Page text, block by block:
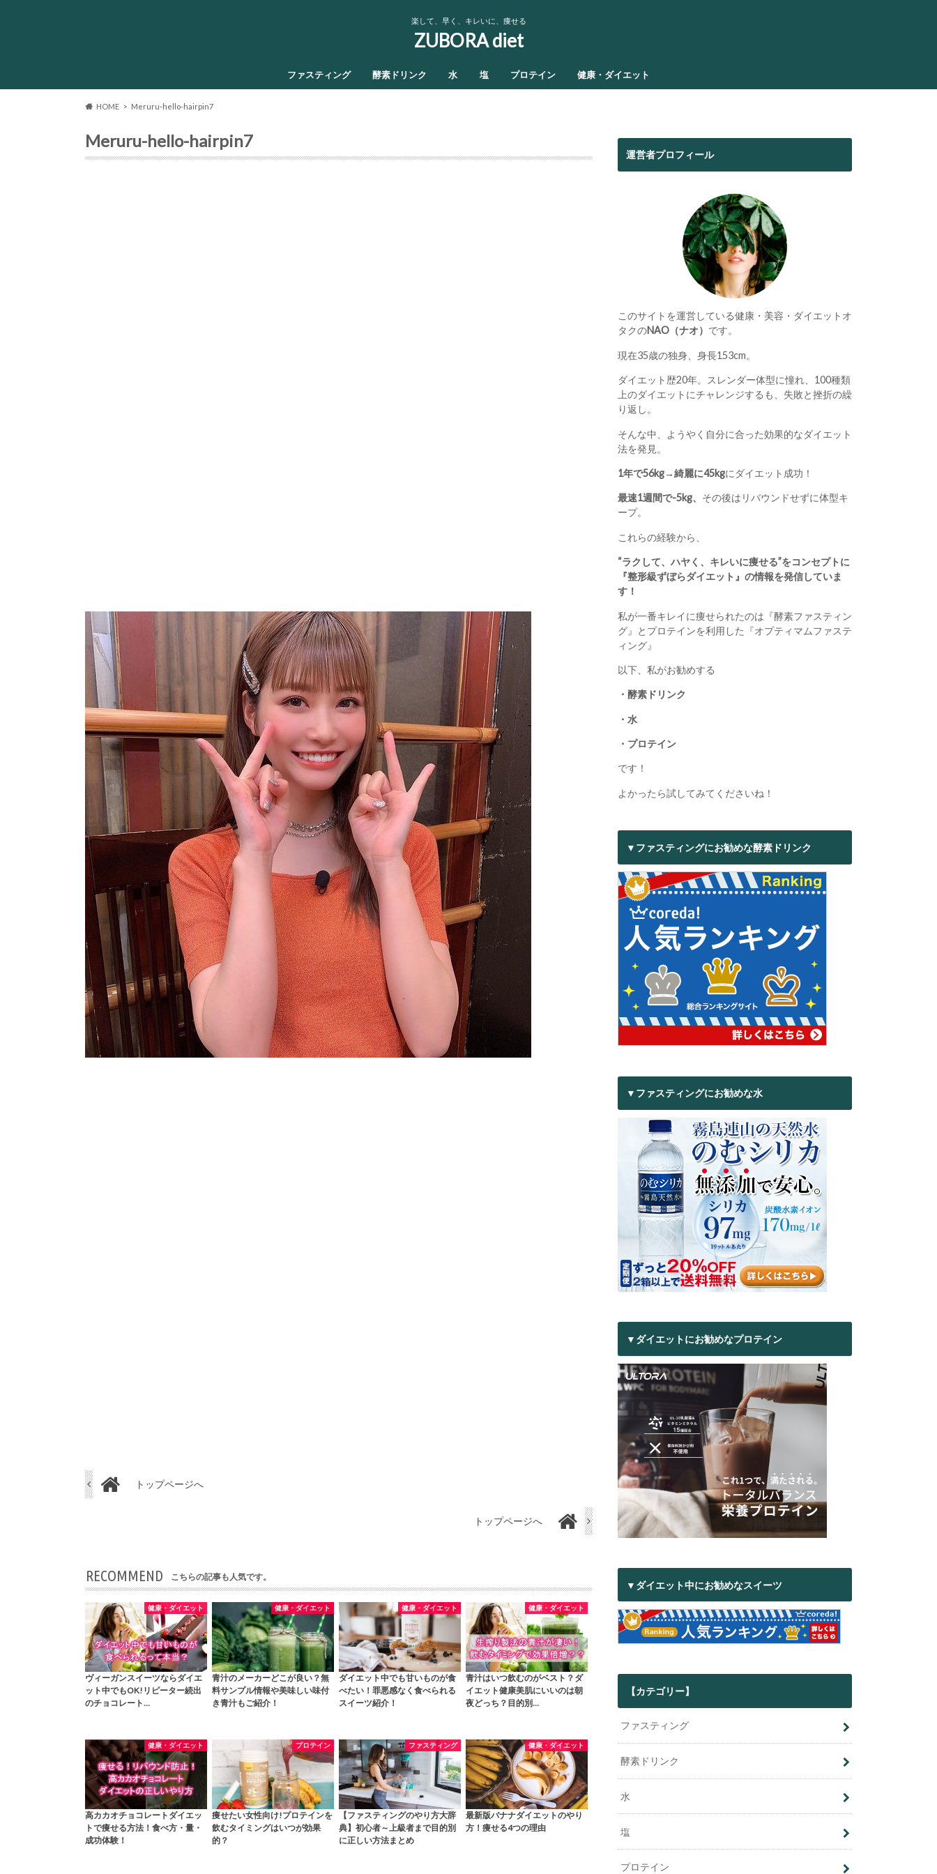
楽して、早く、キレいに、痩せる
ZUBORA diet
ファスティング 酵素ドリンク 水 塩 プロテイン 健康・ダイエット
HOME Meruru-hello-hairpin7
Meruru-hello-hairpin7
トップページへ
トップページへ
RECOMMEND こちらの記事も人気です。
健康・ダイエット
ヴィーガンスイーツならダイエ
ット中でもOK!リピーター続出
のチョコレート…
健康・ダイエット
青汁のメーカーどこが良い？無
料サンプル情報や美味しい味付
き青汁もご紹介！
健康・ダイエット
ダイエット中でも甘いものが食
べたい！罪悪感なく食べられる
スイーツ紹介！
健康・ダイエット
青汁はいつ飲むのがベスト？ダ
イエット健康美肌にいいのは朝
夜どっち？目的別…
健康・ダイエット
高カカオチョコレートダイエッ
トで痩せる方法！食べ方・量・
成功体験！
プロテイン
痩せたい女性向け!プロテインを
飲むタイミングはいつが効果
的？
ファスティング
【ファスティングのやり方大辞
典】初心者～上級者まで目的別
に正しい方法まとめ
健康・ダイエット
最新版バナナダイエットのやり
方！痩せる4つの理由
運営者プロフィール
このサイトを運営している健康・美容・ダイエットオ
タクのNAO（ナオ） です。
現在35歳の独身、身長153cm。
ダイエット歴20年。スレンダー体型に憧れ、100種類
上のダイエットにチャレンジするも、失敗と挫折の繰
り返し。
そんな中、ようやく自分に合った効果的なダイエット
法を発見。
1年で56kg→綺麗に45kgにダイエット成功！
最速1週間で-5kg、 その後はリバウンドせずに体型キ
ープ。
これらの経験から、
“ラクして、ハヤく、キレいに痩せる”をコンセプトに
『整形級ずぼらダイエット』の情報を発信していま
す！
私が一番キレイに痩せられたのは『酵素ファスティン
グ』とプロテインを利用した『オプティマムファステ
ィング』
以下、私がお勧めする
・酵素ドリンク
・水
・プロテイン
です！
よかったら試してみてくださいね！
▼ファスティングにお勧めな酵素ドリンク
▼ファスティングにお勧めな水
▼ダイエットにお勧めなプロテイン
▼ダイエット中にお勧めなスイーツ
【カテゴリー】
ファスティング
酵素ドリンク
水
塩
プロテイン